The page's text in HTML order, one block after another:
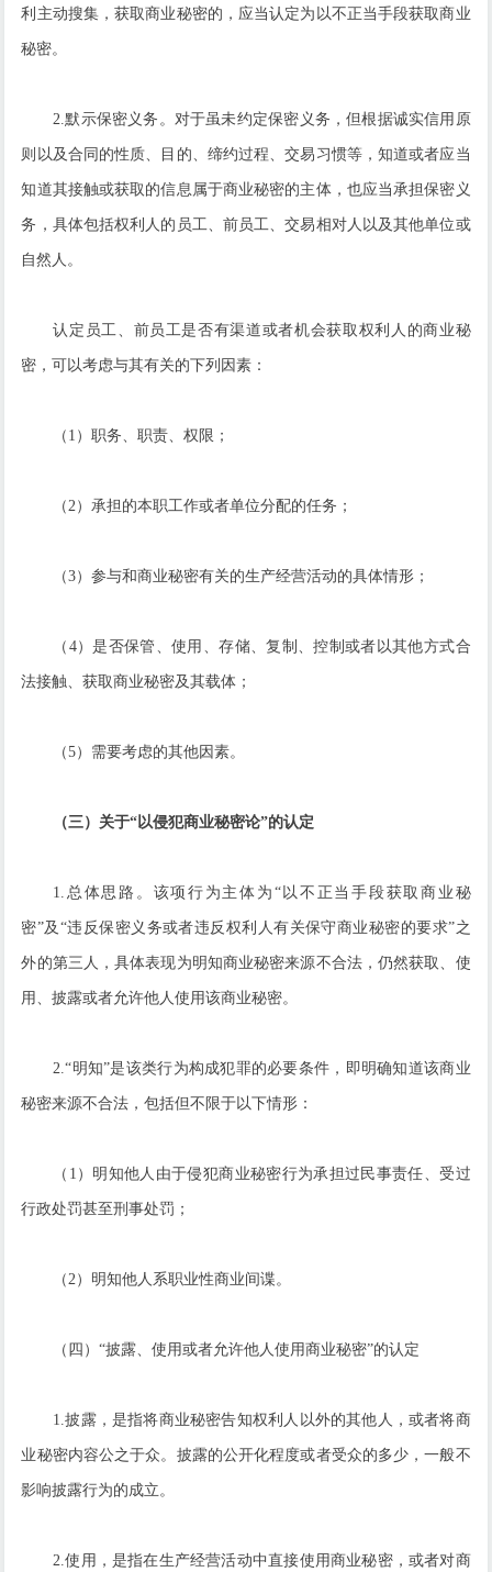
利主动搜集，获取商业秘密的，应当认定为以不正当手段获取商业
秘密。
2.默示保密义务。对于虽未约定保密义务，但根据诚实信用原
则以及合同的性质、目的、缔约过程、交易习惯等，知道或者应当
知道其接触或获取的信息属于商业秘密的主体，也应当承担保密义
务，具体包括权利人的员工、前员工、交易相对人以及其他单位或
自然人。
认定员工、前员工是否有渠道或者机会获取权利人的商业秘
密，可以考虑与其有关的下列因素：
（1）职务、职责、权限；
（2）承担的本职工作或者单位分配的任务；
（3）参与和商业秘密有关的生产经营活动的具体情形；
（4）是否保管、使用、存储、复制、控制或者以其他方式合
法接触、获取商业秘密及其载体；
（5）需要考虑的其他因素。
（三）关于“以侵犯商业秘密论”的认定
1.总体思路。该项行为主体为“以不正当手段获取商业秘
密”及“违反保密义务或者违反权利人有关保守商业秘密的要求”之
外的第三人，具体表现为明知商业秘密来源不合法，仍然获取、使
用、披露或者允许他人使用该商业秘密。
2.“明知”是该类行为构成犯罪的必要条件，即明确知道该商业
秘密来源不合法，包括但不限于以下情形：
（1）明知他人由于侵犯商业秘密行为承担过民事责任、受过
行政处罚甚至刑事处罚；
（2）明知他人系职业性商业间谍。
（四）“披露、使用或者允许他人使用商业秘密”的认定
1.披露，是指将商业秘密告知权利人以外的其他人，或者将商
业秘密内容公之于众。披露的公开化程度或者受众的多少，一般不
影响披露行为的成立。
2.使用，是指在生产经营活动中直接使用商业秘密，或者对商